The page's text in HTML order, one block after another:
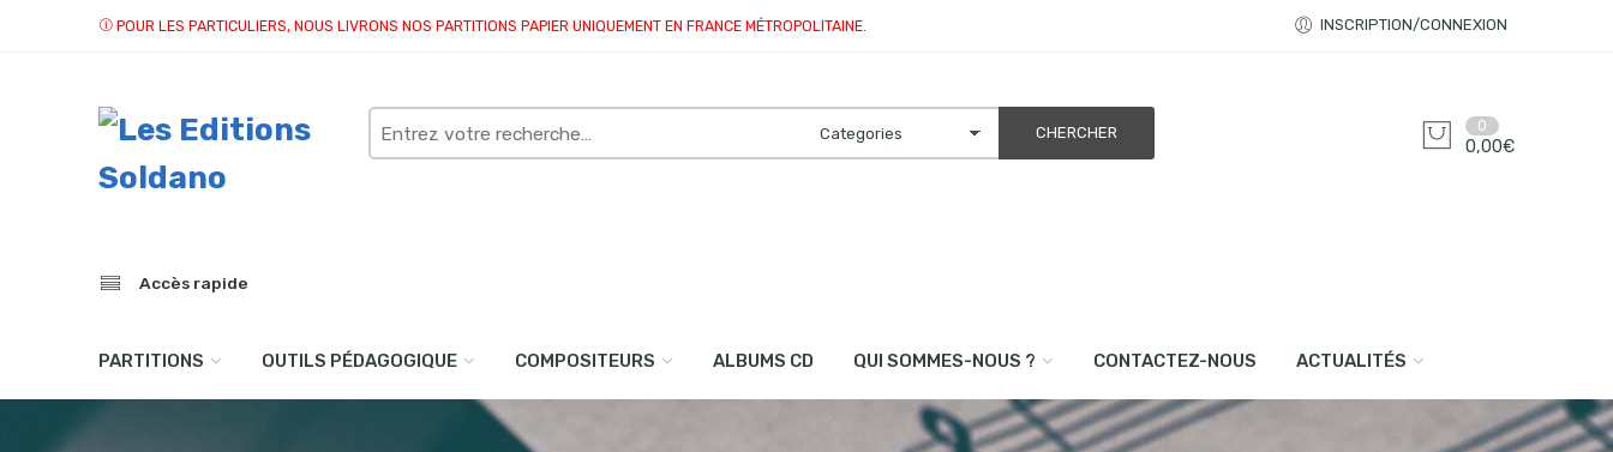
POUR LES PARTICULIERS, NOUS LIVRONS NOS PARTITIONS PAPIER UNIQUEMENT EN FRANCE MÉTROPOLITAINE. INSCRIPTION/CONNEXION
Search
here
0
0,00€
Accès rapide
PARTITIONS OUTILS PÉDAGOGIQUE COMPOSITEURS ALBUMS CD QUI SOMMES-NOUS ? CONTACTEZ-NOUS ACTUALITÉS